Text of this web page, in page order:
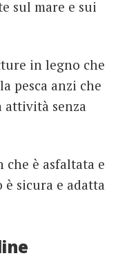
sul mare e sui
in legno che
pesca anzi che
attività senza
è asfaltata e
sicura e adatta